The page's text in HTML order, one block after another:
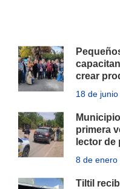
crear
18 de
primera
lector de
8 de enero
Tiltil